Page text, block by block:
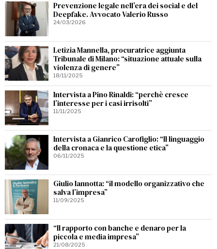
Prevenzione legale nell’era dei social e del
Deepfake. Avvocato Valerio Russo
24/03/2026
Letizia Mannella, procuratrice aggiunta
Tribunale di Milano: “situazione attuale sulla
violenza di genere”
18/11/2025
Intervista a Pino Rinaldi: “perchè cresce
l’interesse per i casi irrisolti”
11/11/2025
Intervista a Gianrico Carofiglio: “Il linguaggio
della cronaca e la questione etica”
06/11/2025
Giulio Iannotta: “il modello organizzativo che
salva l’impresa”
11/09/2025
“Il rapporto con banche e denaro per la
piccola e media impresa”
21/08/2025